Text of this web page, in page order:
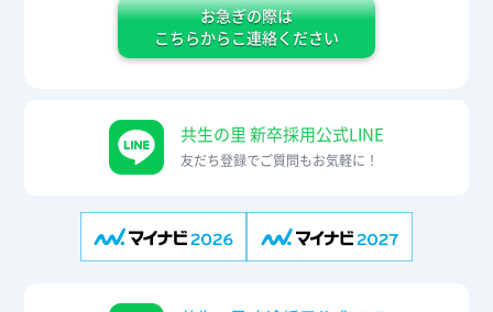
お急ぎの際は
こちらからこ連絡ください
共生の里 新卒採用公式LINE
友だち登録でご質問もお気軽に！